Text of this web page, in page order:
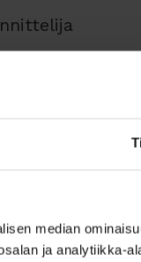
median
ja analytiikka-